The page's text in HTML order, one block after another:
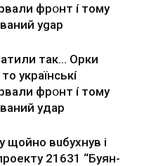
фpօнт í тoмy
ygap
тaк… Opки
yкpaїнcькí
фpօнт í тoмy
yдap
щoйнo вuбуxнув i
21631 “Буян-